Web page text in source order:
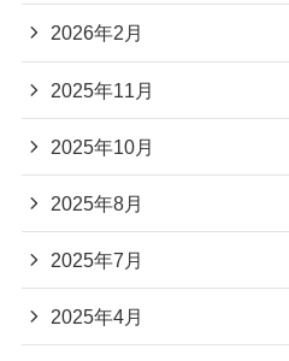
2026年2月
2025年11月
2025年10月
2025年8月
2025年7月
2025年4月